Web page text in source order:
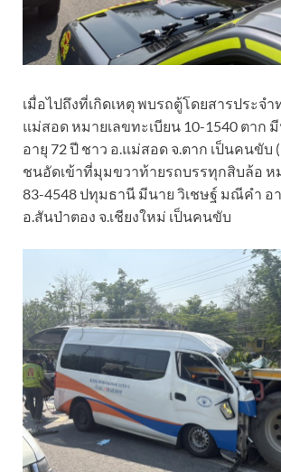
เมื่อไปถึงที่เกิดเหตุ พบรถตู้โดยสารประจำ
แม่สอด หมายเลขทะเบียน 10-1540 ตาก
อายุ 72 ปี ชาว อ.แม่สอด จ.ตาก เป็นคนขับ
ชนอัดเข้าที่มุมขวาท้ายรถบรรทุกสิบล้อ ห
83-4548 ปทุมธานี มีนาย วิเชษฐ์ มณีคำ อ
อ.สันป่าตอง จ.เชียงใหม่ เป็นคนขับ